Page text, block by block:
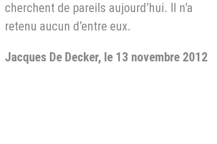
cherchent de pareils aujourd’hui. Il n’a
retenu aucun d’entre eux.
Jacques De Decker, le 13 novembre 2012